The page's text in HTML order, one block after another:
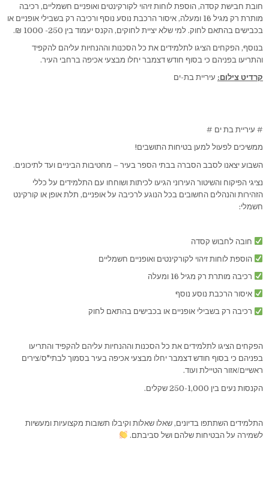
חובת חבישת קסדה, הוספת לוחות זיהוי לקורקינטים ואופניים חשמליים, רכיבה
מותרת רק מגיל 16 ומעלה, איסור הרכבת נוסע נוסף ורכיבה רק בשבילי אופניים או
בכבישים בהתאם לחוק. למי שלא יציית לחוקים, הקנס יעמוד בין 250- 1000 ₪.
בנוסף, הפקחים הציגו לתלמידים את כל הסכנות וההנחיות עליהם להקפיד
והתריעו בפניהם כי בסוף חודש דצמבר יחלו מבצעי אכיפה ברחבי העיר.
קרדיט צילום: עיריית בת-ים
# עיריית בת ים #
ממשיכים לפעול למען בטיחות התושבים!
השבוע יצאנו לסבב הסברה בבתי הספר בעיר – מחטיבות הביניים ועד לתיכונים.
נציגי הפיקוח והשיטור העירוני הגיעו לכיתות ושוחחו עם התלמידים על כללי
הזהירות והנהלים החשובים בכל הנוגע לרכיבה על אופניים, תלת אופן או קורקינט
חשמלי:
חובה לחבוש קסדה
הוספת לוחות זיהוי לקורקינטים ואופניים חשמליים
רכיבה מותרת רק מגיל 16 ומעלה
איסור הרכבת נוסע נוסף
רכיבה רק בשבילי אופניים או בכבישים בהתאם לחוק
הפקחים הציגו לתלמידים את כל הסכנות וההנחיות עליהם להקפיד והתריעו
בפניהם כי בסוף חודש דצמבר יחלו מבצעי אכיפה בעיר בסמוך לבתי"ס/צירים
ראשיים/אזור הטיילת ועוד.
הקנסות נעים בין 250-1,000 שקלים.
התלמידים השתתפו בדיונים, שאלו שאלות וקיבלו תשובות מקצועיות ומעשיות
לשמירה על הבטיחות שלהם ושל סביבתם.